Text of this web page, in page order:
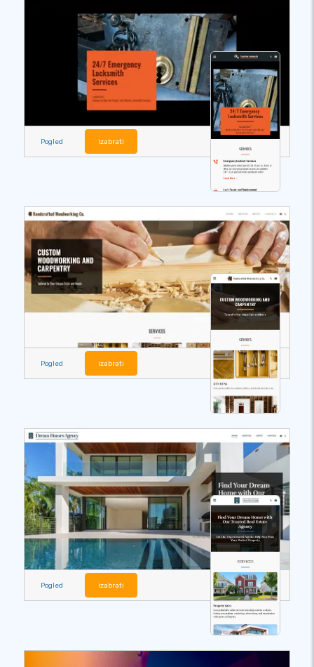
Pogled izabrati
Pogled izabrati
Pogled izabrati